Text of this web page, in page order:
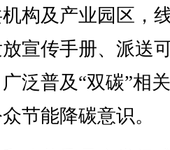
构及产业园区，
宣传手册、派送
泛普及“双碳”相
节能降碳意识。